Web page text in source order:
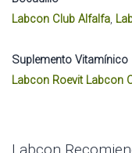
Labcon Club Alfalfa,
Suplemento Vitamínico
Labcon Roevit Labcon